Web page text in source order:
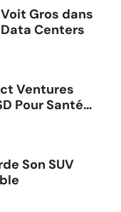
Gros dans
Centers
Ventures
Pour Santé
Son SUV